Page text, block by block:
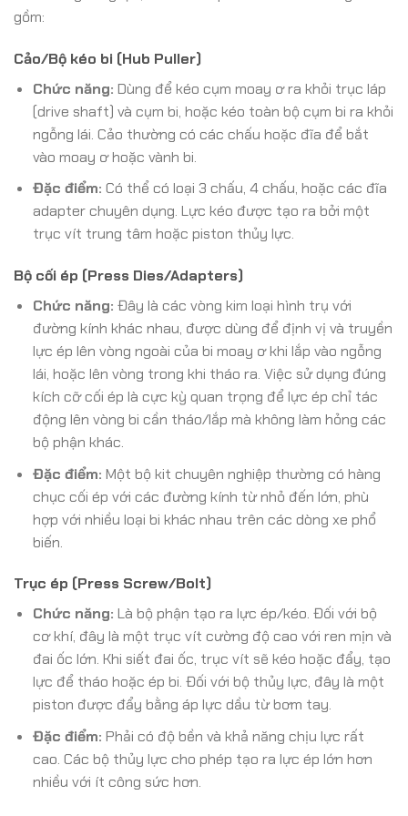
gồm:
Cảo/Bộ kéo bi (Hub Puller)
Chức năng: Dùng để kéo cụm moay ơ ra khỏi trục láp
(drive shaft) và cụm bi, hoặc kéo toàn bộ cụm bi ra khỏi
ngỗng lái. Cảo thường có các chấu hoặc đĩa để bắt
vào moay ơ hoặc vành bi.
Đặc điểm: Có thể có loại 3 chấu, 4 chấu, hoặc các đĩa
adapter chuyên dụng. Lực kéo được tạo ra bởi một
trục vít trung tâm hoặc piston thủy lực.
Bộ cối ép (Press Dies/Adapters)
Chức năng: Đây là các vòng kim loại hình trụ với
đường kính khác nhau, được dùng để định vị và truyền
lực ép lên vòng ngoài của bi moay ơ khi lắp vào ngỗng
lái, hoặc lên vòng trong khi tháo ra. Việc sử dụng đúng
kích cỡ cối ép là cực kỳ quan trọng để lực ép chỉ tác
động lên vòng bi cần tháo/lắp mà không làm hỏng các
bộ phận khác.
Đặc điểm: Một bộ kit chuyên nghiệp thường có hàng
chục cối ép với các đường kính từ nhỏ đến lớn, phù
hợp với nhiều loại bi khác nhau trên các dòng xe phổ
biến.
Trục ép (Press Screw/Bolt)
Chức năng: Là bộ phận tạo ra lực ép/kéo. Đối với bộ
cơ khí, đây là một trục vít cường độ cao với ren mịn và
đai ốc lớn. Khi siết đai ốc, trục vít sẽ kéo hoặc đẩy, tạo
lực để tháo hoặc ép bi. Đối với bộ thủy lực, đây là một
piston được đẩy bằng áp lực dầu từ bơm tay.
Đặc điểm: Phải có độ bền và khả năng chịu lực rất
cao. Các bộ thủy lực cho phép tạo ra lực ép lớn hơn
nhiều với ít công sức hơn.